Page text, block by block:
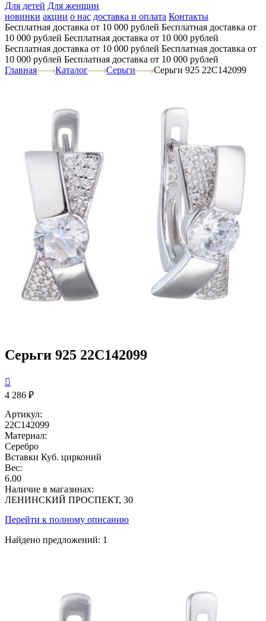
Для детей Для женщин
новинки акции о нас доставка и оплата Контакты
Бесплатная доставка от 10 000 рублей Бесплатная доставка от
10 000 рублей Бесплатная доставка от 10 000 рублей
Бесплатная доставка от 10 000 рублей Бесплатная доставка от
10 000 рублей Бесплатная доставка от 10 000 рублей
Главная
Каталог Серьги Серьги 925 22С142099
Серьги 925 22С142099

4 286 ₽
Артикул:
22С142099
Материал:
Серебро
Вставки Куб. цирконий
Вес:
6.00
Наличие в магазинах:
ЛЕНИНСКИЙ ПРОСПЕКТ, 30
Перейти к полному описанию
Найдено предложений: 1